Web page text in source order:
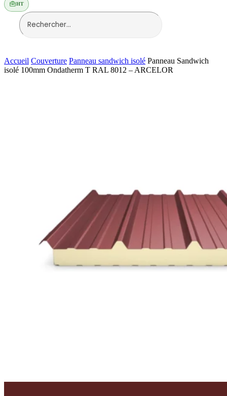
HT
Accueil Couverture Panneau sandwich isolé Panneau Sandwich
isolé 100mm Ondatherm T RAL 8012 – ARCELOR